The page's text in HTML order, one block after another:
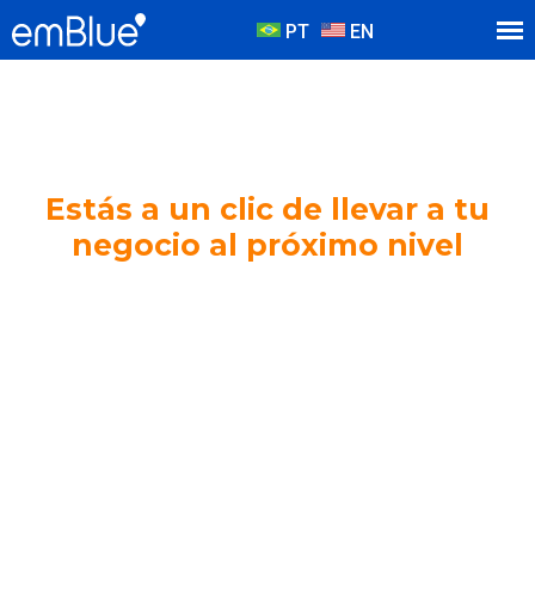
PT EN
Estás a un clic de llevar a tu
negocio al próximo nivel